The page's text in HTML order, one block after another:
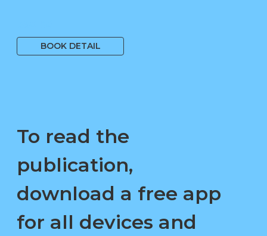
BOOK DETAIL
To read the
publication,
download a free app
for all devices and